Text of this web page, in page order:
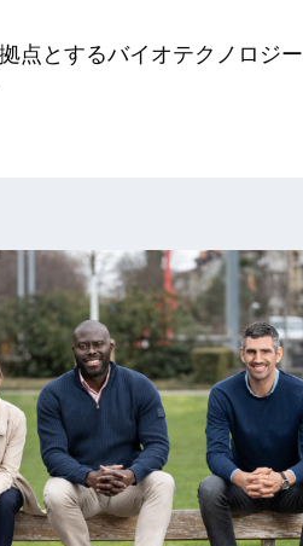
点とするバイオテクノロジー